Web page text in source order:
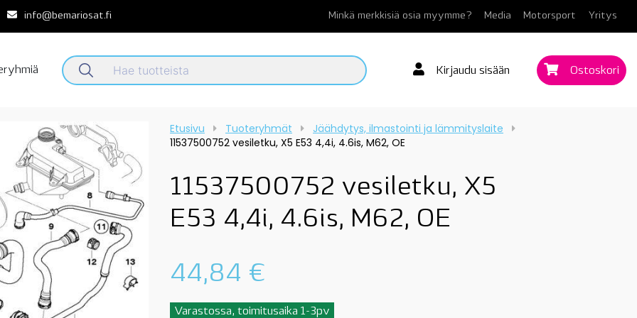
info@bemariosat.fi Minkä merkkisiä osia myymme? Media Motorsport Yritys
Kirjaudu sisään Ostoskori
Etusivu Tuoteryhmät
Jäähdytys, ilmastointi ja lämmityslaite
11537500752 vesiletku, X5 E53 4,4i, 4.6is, M62, OE
11537500752 vesiletku, X5
E53 4,4i, 4.6is, M62, OE
44,84 €
Varastossa, toimitusaika 1-3pv